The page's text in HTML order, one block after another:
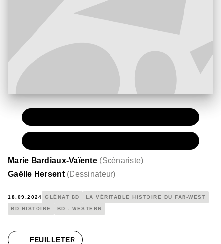
Marie Bardiaux-Vaïente (Scénariste)
Gaëlle Hersent (Dessinateur)
18.09.2024 GLÉNAT BD LA VÉRITABLE HISTOIRE DU FAR-WEST
BD HISTOIRE BD - WESTERN
FEUILLETER